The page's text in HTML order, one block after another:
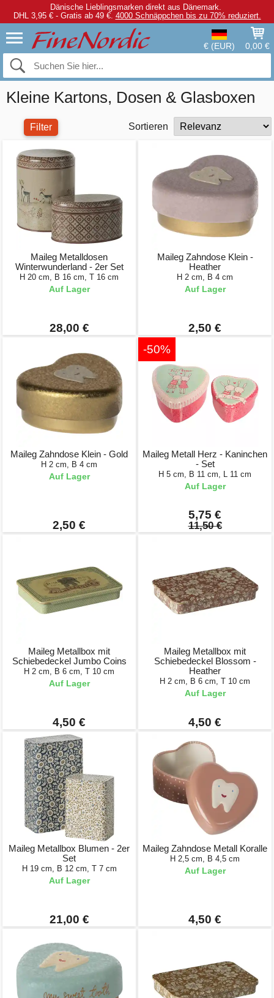
Dänische Lieblingsmarken direkt aus Dänemark.
DHL 3,95 € - Gratis ab 49 €. 4000 Schnäppchen bis zu 70% reduziert.
€ (EUR) 0,00 €
Kleine Kartons, Dosen & Glasboxen
Filter Sortieren
Maileg Metalldosen
Winterwunderland - 2er Set
H 20 cm, B 16 cm, T 16 cm
Auf Lager
28,00 €
Maileg Zahndose Klein -
Heather
H 2 cm, B 4 cm
Auf Lager
2,50 €
Maileg Zahndose Klein - Gold
H 2 cm, B 4 cm
Auf Lager
2,50 €
-50%
Maileg Metall Herz - Kaninchen
- Set
H 5 cm, B 11 cm, L 11 cm
Auf Lager
5,75 €
11,50 €
Maileg Metallbox mit
Schiebedeckel Jumbo Coins
H 2 cm, B 6 cm, T 10 cm
Auf Lager
4,50 €
Maileg Metallbox mit
Schiebedeckel Blossom -
Heather
H 2 cm, B 6 cm, T 10 cm
Auf Lager
4,50 €
Maileg Metallbox Blumen - 2er
Set
H 19 cm, B 12 cm, T 7 cm
Auf Lager
21,00 €
Maileg Zahndose Metall Koralle
H 2,5 cm, B 4,5 cm
Auf Lager
4,50 €